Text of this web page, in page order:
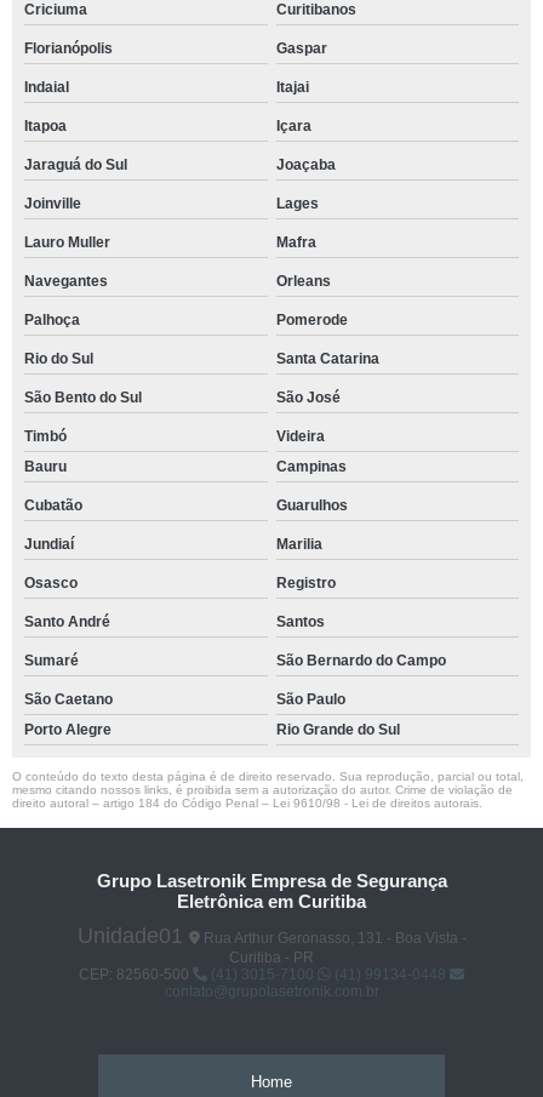
Criciuma Curitibanos
Florianópolis Gaspar
Indaial Itajai
Itapoa Içara
Jaraguá do Sul Joaçaba
Joinville Lages
Lauro Muller Mafra
Navegantes Orleans
Palhoça Pomerode
Rio do Sul Santa Catarina
São Bento do Sul São José
Timbó
Videira
Bauru
Campinas
Cubatão Guarulhos
Jundiaí Marilia
Osasco Registro
Santo André Santos
Sumaré São Bernardo do Campo
São Caetano
São Paulo
Porto Alegre
Rio Grande do Sul
O conteúdo do texto desta página é de direito reservado. Sua reprodução, parcial ou total,
mesmo citando nossos links, é proibida sem a autorização do autor. Crime de violação de
direito autoral – artigo 184 do Código Penal – Lei 9610/98 - Lei de direitos autorais
Grupo Lasetronik Empresa de Segurança
Eletrônica em Curitiba
Unidade01
Rua Arthur Geronasso, 131 - Boa Vista -
Curitiba - PR
CEP: 82560-500
(41) 3015-7100
(41) 99134-0448
contato@grupolasetronik.com.br
Home